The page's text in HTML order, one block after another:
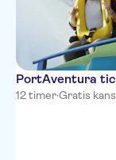
PortAventura
12 timer·Gratis